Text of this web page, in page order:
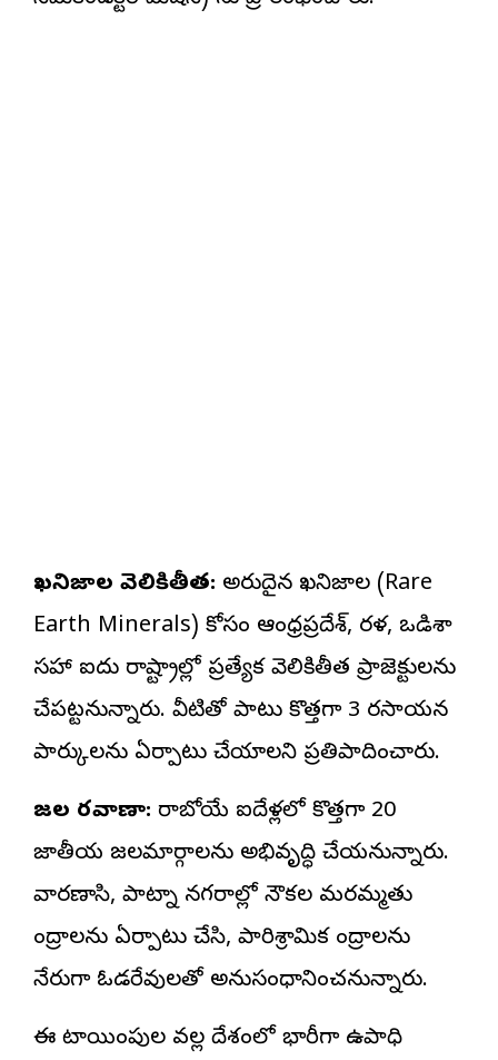
ఖనిజాల వెలికితీత: అరుదైన ఖనిజాల (Rare
Earth Minerals) కోసం ఆంధ్రప్రదేశ్, కేరళ, ఒడిశా
సహా ఐదు రాష్ట్రాల్లో ప్రత్యేక వెలికితీత ప్రాజెక్టులను
చేపట్టనున్నారు. వీటితో పాటు కొత్తగా 3 రసాయన
పార్కులను ఏర్పాటు చేయాలని ప్రతిపాదించారు.
జల రవాణా: రాబోయే ఐదేళ్లలో కొత్తగా 20
జాతీయ జలమార్గాలను అభివృద్ధి చేయనున్నారు.
వారణాసి, పాట్నా నగరాల్లో నౌకల మరమ్మతు
కేంద్రాలను ఏర్పాటు చేసి, పారిశ్రామిక కేంద్రాలను
నేరుగా ఓడరేవులతో అనుసంధానించనున్నారు.
ఈ కేటాయింపుల వల్ల దేశంలో భారీగా ఉపాధి